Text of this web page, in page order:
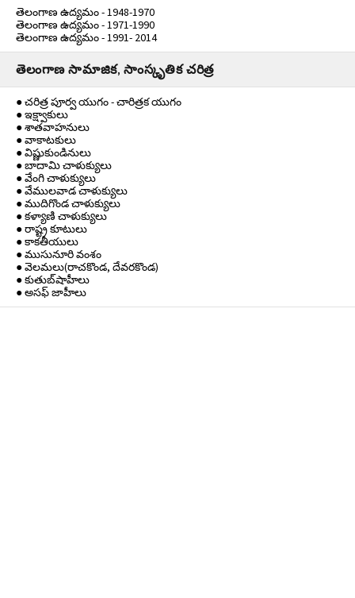
తెలంగాణ ఉద్యమం - 1948-1970
తెలంగాణ ఉద్యమం - 1971-1990
తెలంగాణ ఉద్యమం - 1991- 2014
తెలంగాణ సామాజిక, సాంస్కృతిక చరిత్ర
● చరిత్ర పూర్వ యుగం - చారిత్రక యుగం
● ఇక్ష్వాకులు
● శాతవాహనులు
● వాకాటకులు
● విష్ణుకుండినులు
● బాదామి చాళుక్యులు
● వేంగి చాళుక్యులు
● వేములవాడ చాళుక్యులు
● ముదిగొండ చాళుక్యులు
● కళ్యాణి చాళుక్యులు
● రాష్ట్ర కూటులు
● కాకతీయులు
● ముసునూరి వంశం
● వెలమలు(రాచకొండ, దేవరకొండ)
● కుతుబ్‌షాహీలు
● అసఫ్ జాహీలు